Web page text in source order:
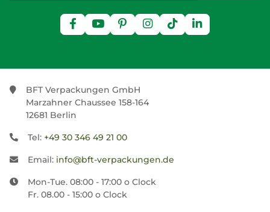
BFT Verpackungen GmbH
Marzahner Chaussee 158-164
12681 Berlin
Tel: +49 30 346 49 21 00
Email: info@bft-verpackungen.de
Mon-Tue. 08:00 - 17:00 o Clock
Fr. 08.00 - 15:00 o Clock